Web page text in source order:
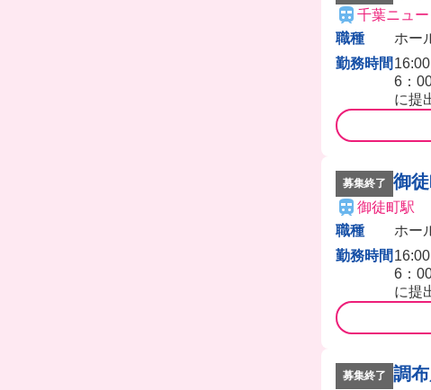
千葉ニュ
職種
ホー
勤務時間
6：
に提
募集終了 御
御徒町駅
職種
ホー
勤務時間
6：
に提
募集終了 調